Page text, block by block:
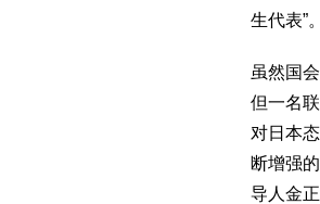
生代表”。
虽然国
但一名
对日本
断增强
导人金